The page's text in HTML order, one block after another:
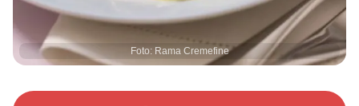
Foto: Rama Cremefine